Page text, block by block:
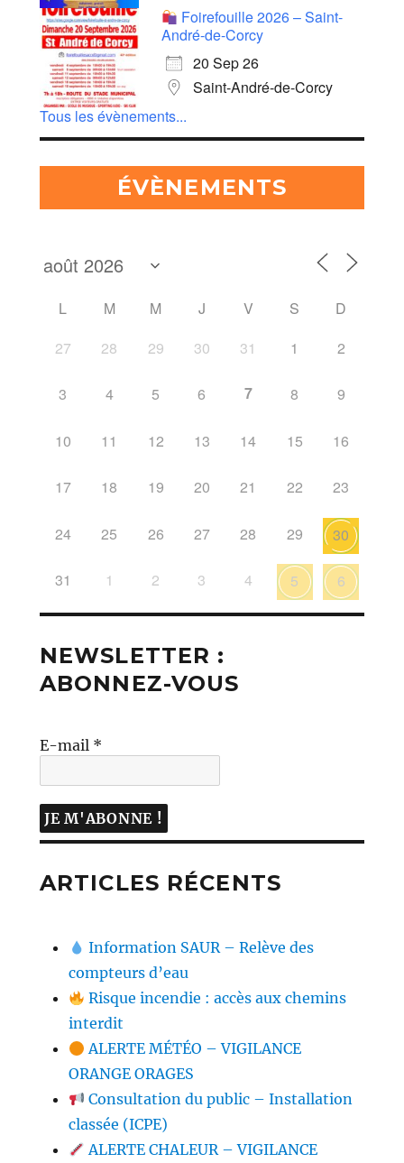
Foirefouille 2026 – Saint-
André-de-Corcy
20 Sep 26
Saint-André-de-Corcy
Tous les évènements...
ÉVÈNEMENTS
L M M J V S
D
27
28 29 30 31 1 2
3 4 5 6 7 8 9
10 11 12 13 14 15 16
17 18 19 20 21 22 23
24 25 26 27 28 29 30
31 1 2 3 4 5 6
NEWSLETTER :
ABONNEZ-VOUS
E-mail *
ARTICLES RÉCENTS
Information SAUR – Relève des
compteurs d’eau
Risque incendie : accès aux chemins
interdit
ALERTE MÉTÉO – VIGILANCE
ORANGE ORAGES
Consultation du public – Installation
classée (ICPE)
ALERTE CHALEUR – VIGILANCE